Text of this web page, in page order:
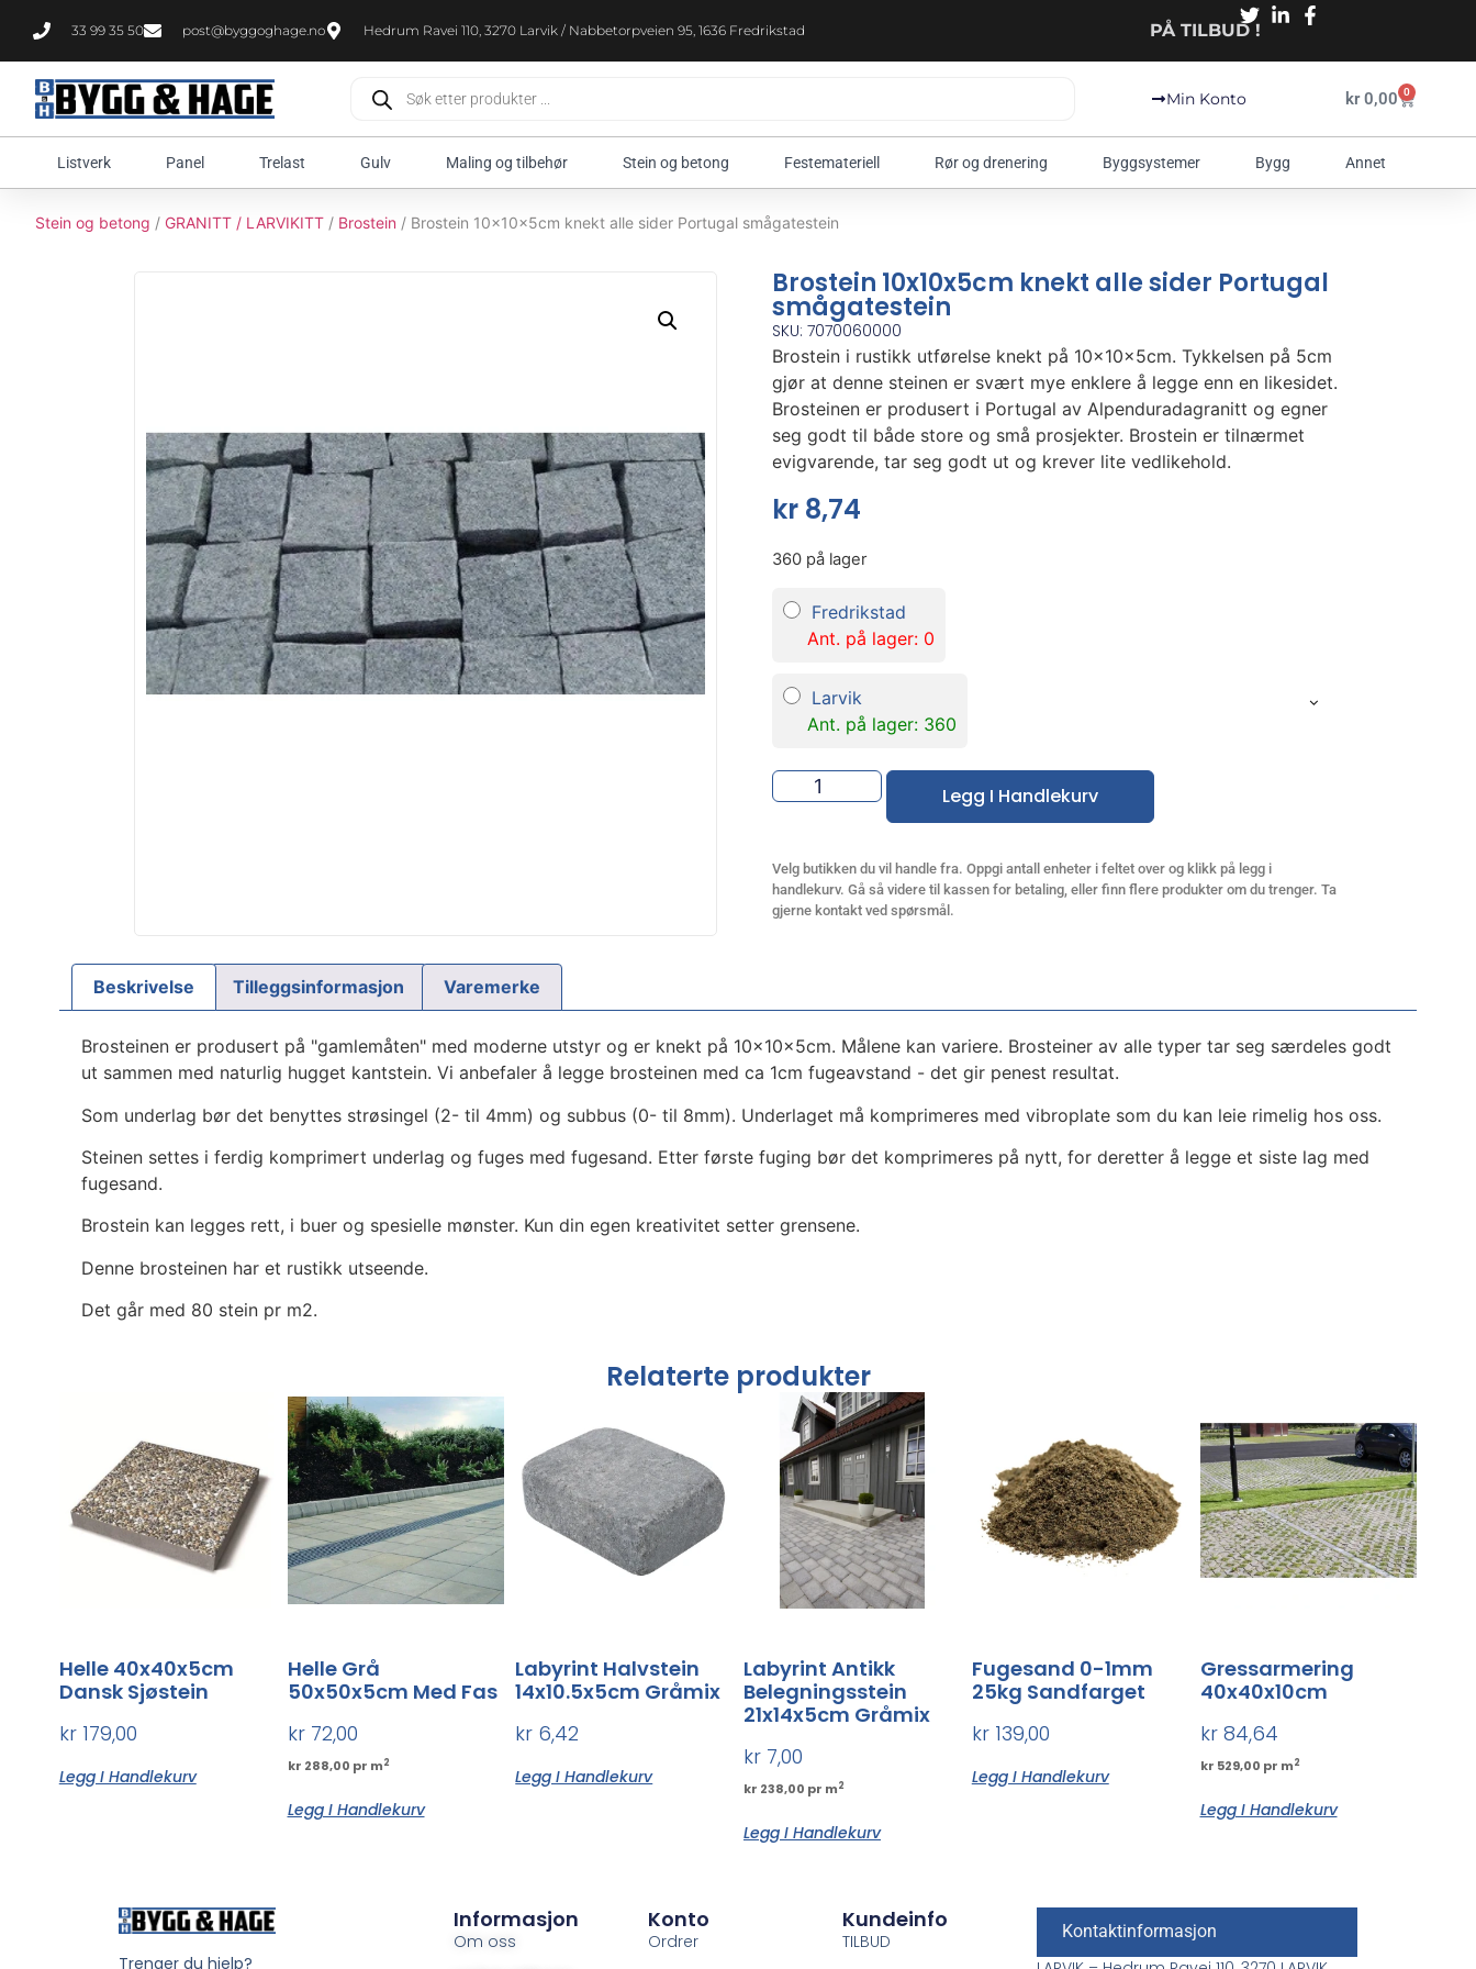
33 99 35 50 post@byggoghage.no Hedrum Ravei 110, 3270 Larvik / Nabbetorpveien 95, 1636 Fredrikstad PÅ TILBUD !
Min Konto kr0,00 0
Listverk Panel Trelast Gulv Maling og tilbehør Stein og betong Festemateriell Rør og drenering Byggsystemer Bygg Annet
Stein og betong / GRANITT / LARVIKITT / Brostein / Brostein 10x10x5cm knekt alle sider Portugal smågatestein
Brostein 10x10x5cm knekt alle sider Portugal
smågatestein
SKU: 7070060000
Brostein i rustikk utførelse knekt på 10x10x5cm. Tykkelsen på 5cm
gjør at denne steinen er svært mye enklere å legge enn en likesidet.
Brosteinen er produsert i Portugal av Alpenduradagranitt og egner
seg godt til både store og små prosjekter. Brostein er tilnærmet
evigvarende, tar seg godt ut og krever lite vedlikehold.
kr8,74
360 på lager
Fredrikstad
Ant. på lager: 0
Larvik
Ant. på lager: 360
Legg I Handlekurv
Velg butikken du vil handle fra. Oppgi antall enheter i feltet over og klikk på legg i
handlekurv. Gå så videre til kassen for betaling, eller finn flere produkter om du trenger. Ta
gjerne kontakt ved spørsmål.
Beskrivelse Tilleggsinformasjon Varemerke
Brosteinen er produsert på "gamlemåten" med moderne utstyr og er knekt på 10x10x5cm. Målene kan variere. Brosteiner av alle typer tar seg særdeles godt
ut sammen med naturlig hugget kantstein. Vi anbefaler å legge brosteinen med ca 1cm fugeavstand - det gir penest resultat.
Som underlag bør det benyttes strøsingel (2- til 4mm) og subbus (0- til 8mm). Underlaget må komprimeres med vibroplate som du kan leie rimelig hos oss.
Steinen settes i ferdig komprimert underlag og fuges med fugesand. Etter første fuging bør det komprimeres på nytt, for deretter å legge et siste lag med
fugesand.
Brostein kan legges rett, i buer og spesielle mønster. Kun din egen kreativitet setter grensene.
Denne brosteinen har et rustikk utseende.
Det går med 80 stein pr m2.
Relaterte produkter
Helle 40x40x5cm
Dansk Sjøstein
kr179,00
Legg I Handlekurv
Helle Grå
50x50x5cm Med Fas
kr72,00
kr 288,00 pr m2
Legg I Handlekurv
Labyrint Halvstein
14x10.5x5cm Gråmix
kr 6,42
Legg I Handlekurv
Labyrint Antikk
Belegningsstein
21x14x5cm Gråmix
kr 7,00
kr 238,00 pr m2
Legg I Handlekurv
Fugesand 0-1mm
25kg Sandfarget
kr139,00
Legg I Handlekurv
Gressarmering
40x40x10cm
kr84,64
kr 529,00 pr m2
Legg I Handlekurv
Trenger du hjelp?
Informasjon
Om oss
Konto
Ordrer
Kundeinfo
TILBUD
Kontaktinformasjon